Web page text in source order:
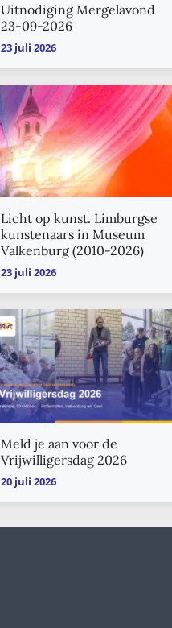
Uitnodiging Mergelavond
23-09-2026
23 juli 2026
Licht op kunst. Limburgse
kunstenaars in Museum
Valkenburg (2010-2026)
23 juli 2026
Meld je aan voor de
Vrijwilligersdag 2026
20 juli 2026